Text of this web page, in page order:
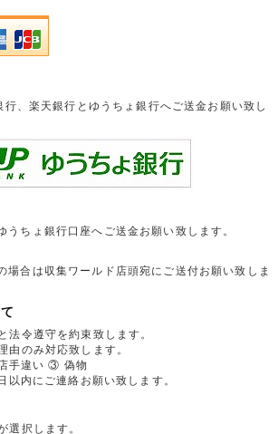
、楽天銀行とゆうちょ銀行へご送金お願い致し
うちょ銀行口座へご送金お願い致します。
場合は収集ワールド店頭宛にご送付お願い致しま
法令遵守を約束致します。
由のみ対応致します。
手違い ③ 偽物
以内にご連絡お願い致します。
選択します。